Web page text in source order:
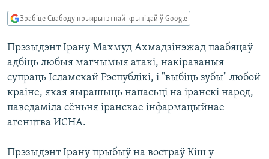
галоўнай
навігацыі
Перайсьці
да
пошуку
ЭКАНОМІКА
ВАЙНА
БЕЛАРУСЫ НА ВАЙНЕ
ПАЛІТВЯЗЬНІ
КУЛЬТУРА
ПАДКАСТЫ
КНІГІ
АЎДЫЁКНІГІ
PREMIUM
МОВА
ПАДКАСТЫ
FACEBOOK
TWITTER
САЧЫЦЕ ЗА АБНАЎЛЕНЬНЯМІ
Усе сайты РС/РСЭ
Зрабіце Свабоду прыярытэтнай крыніцай ў Google
Прэзыдэнт Ірану Махмуд Ахмадзінэжад паабяцаў
адбіць любыя магчымыя атакі, накіраваныя
супраць Ісламскай Рэспублікі, і "выбіць зубы" любой
краіне, якая яырашыць напасьці на іранскі народ,
паведаміла сёньня іранскае інфармацыйнае
агенцтва ИСНА.
Прэзыдэнт Ірану прыбыў на востраў Кіш у